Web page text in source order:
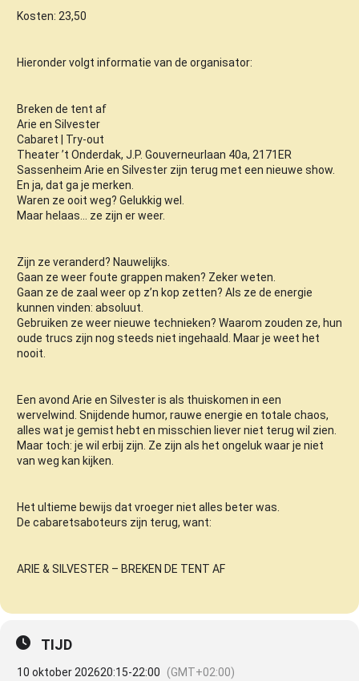
Kosten: 23,50
Hieronder volgt informatie van de organisator:
Breken de tent af
Arie en Silvester
Cabaret | Try-out
Theater ’t Onderdak, J.P. Gouverneurlaan 40a, 2171ER
Sassenheim Arie en Silvester zijn terug met een nieuwe show.
En ja, dat ga je merken.
Waren ze ooit weg? Gelukkig wel.
Maar helaas… ze zijn er weer.
Zijn ze veranderd? Nauwelijks.
Gaan ze weer foute grappen maken? Zeker weten.
Gaan ze de zaal weer op z’n kop zetten? Als ze de energie
kunnen vinden: absoluut.
Gebruiken ze weer nieuwe technieken? Waarom zouden ze, hun
oude trucs zijn nog steeds niet ingehaald. Maar je weet het
nooit.
Een avond Arie en Silvester is als thuiskomen in een
wervelwind. Snijdende humor, rauwe energie en totale chaos,
alles wat je gemist hebt en misschien liever niet terug wil zien.
Maar toch: je wil erbij zijn. Ze zijn als het ongeluk waar je niet
van weg kan kijken.
Het ultieme bewijs dat vroeger niet alles beter was.
De cabaretsaboteurs zijn terug, want:
ARIE & SILVESTER – BREKEN DE TENT AF
TIJD
10 oktober 202620:15-22:00 (GMT+02:00)